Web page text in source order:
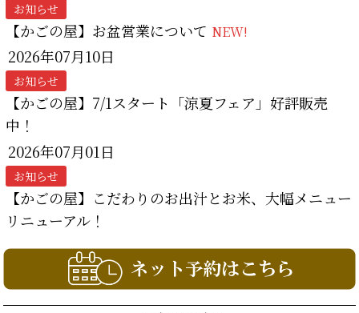
お知らせ
【かごの屋】お盆営業について NEW!
2026年07月10日
お知らせ
【かごの屋】7/1スタート「涼夏フェア」好評販売
中！
2026年07月01日
お知らせ
【かごの屋】こだわりのお出汁とお米、大幅メニュー
リニューアル！